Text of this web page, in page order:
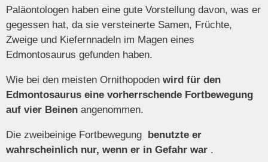
Paläontologen haben eine gute Vorstellung davon, was er
gegessen hat, da sie versteinerte Samen, Früchte,
Zweige und Kiefernnadeln im Magen eines
Edmontosaurus gefunden haben.
Wie bei den meisten Ornithopoden wird für den
Edmontosaurus eine vorherrschende Fortbewegung
auf vier Beinen angenommen.
Die zweibeinige Fortbewegung benutzte er
wahrscheinlich nur, wenn er in Gefahr war .